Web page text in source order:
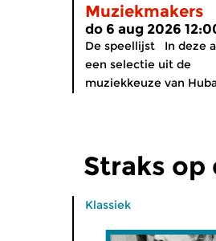
Muziekmakers
do 6 aug 2026
De speellijst In deze
een selectie uit de
muziekkeuze van
Straks op
Klassiek